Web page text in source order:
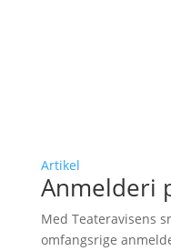
Artikel
Anmelderi
Med Teateravisens
omfangsrige